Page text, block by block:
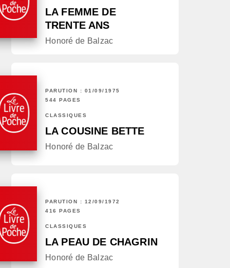
LA FEMME DE
TRENTE ANS
Honoré de Balzac
PARUTION : 01/09/1975
544 PAGES
CLASSIQUES
LA COUSINE BETTE
Honoré de Balzac
PARUTION : 12/09/1972
416 PAGES
CLASSIQUES
LA PEAU DE CHAGRIN
Honoré de Balzac